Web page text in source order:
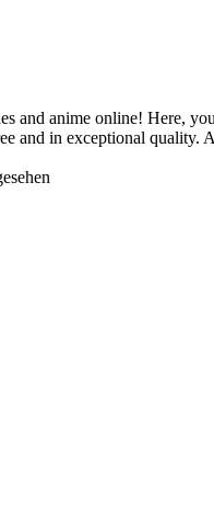
and anime online! Here,
and in exceptional